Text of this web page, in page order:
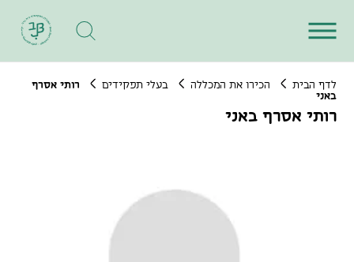
לדף הבית הכירו את המכללה בעלי תפקידים
רותי אסרף
באני
רותי אסרף באני